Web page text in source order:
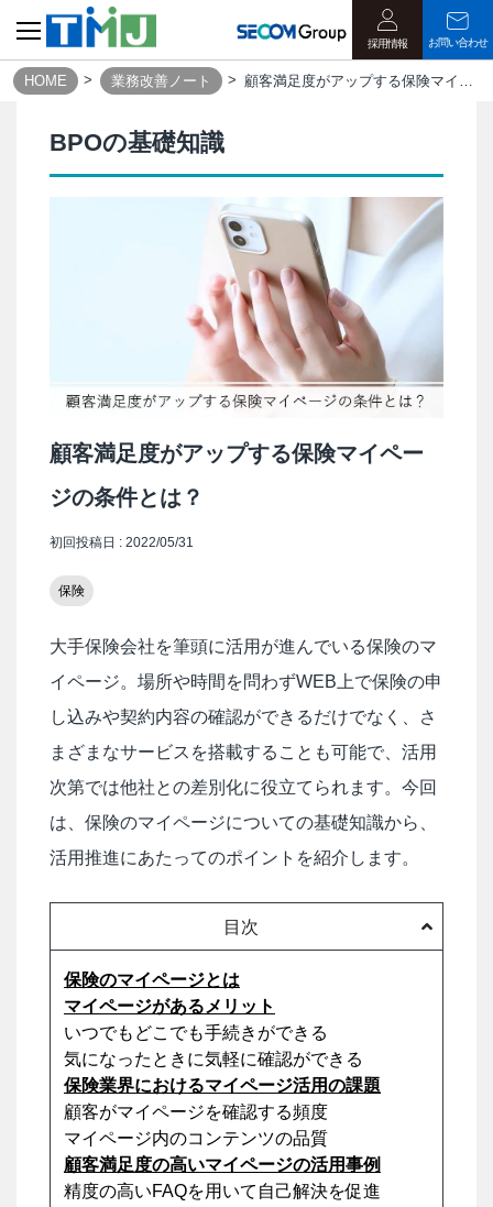
採用情報 お問い合わせ
HOME 業務改善ノート 顧客満足度がアップする保険マイページの条件とは？
BPOの基礎知識
保険
初回投稿日 : 2022/05/31
顧客満足度がアップする保険マイペー
ジの条件とは？
大手保険会社を筆頭に活用が進んでいる保険のマ
イページ。場所や時間を問わずWEB上で保険の申
し込みや契約内容の確認ができるだけでなく、さ
まざまなサービスを搭載することも可能で、活用
次第では他社との差別化に役立てられます。今回
は、保険のマイページについての基礎知識から、
活用推進にあたってのポイントを紹介します。
目次
保険のマイページとは
マイページがあるメリット
いつでもどこでも手続きができる
気になったときに気軽に確認ができる
保険業界におけるマイページ活用の課題
顧客がマイページを確認する頻度
マイページ内のコンテンツの品質
顧客満足度の高いマイページの活用事例
精度の高いFAQを用いて自己解決を促進